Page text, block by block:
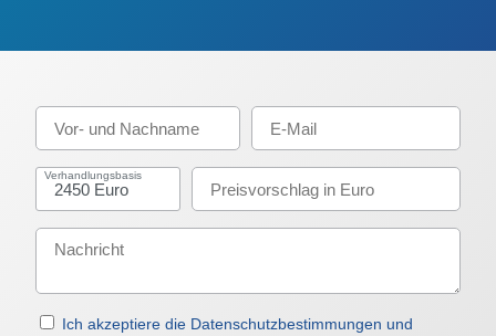
Verhandlungsbasis
Ich akzeptiere die Datenschutzbestimmungen und